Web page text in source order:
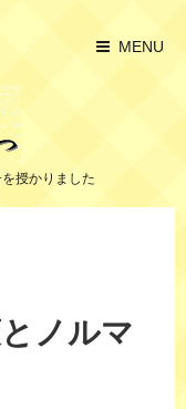
MENU
授かりました
ノルマ